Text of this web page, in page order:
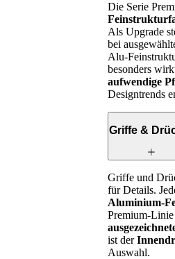
Die Serie
Als Upgrade
bei
Alu-
besonders
aufwendige
Designtrends
Griffe &
Griffe und
für Details.
Aluminium-
Premium-
ist der
Auswahl.